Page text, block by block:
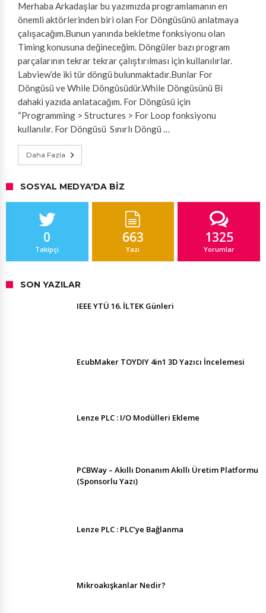
Merhaba Arkadaşlar bu yazımızda programlamanın en
önemli aktörlerinden biri olan For Döngüsünü anlatmaya
çalışacağım.Bunun yanında bekletme fonksiyonu olan
Timing konusuna değineceğim. Döngüler bazı program
parçalarının tekrar tekrar çalıştırılması için kullanılırlar.
Labview’de iki tür döngü bulunmaktadır.Bunlar For
Döngüsü ve While Döngüsüdür.While Döngüsünü Bi
dahaki yazıda anlatacağım. For Döngüsü için
“Programming > Structures > For Loop fonksiyonu
kullanılır. For Döngüsü Sınırlı Döngü …
Daha Fazla
SOSYAL MEDYA'DA BIZ
0
Takipçi
663
Yazı
1325
Yorumlar
SON YAZILAR
IEEE YTÜ 16. İLTEK Günleri
EcubMaker TOYDIY 4in1 3D Yazıcı İncelemesi
Lenze PLC : I/O Modülleri Ekleme
PCBWay – Akıllı Donanım Akıllı Üretim Platformu
(Sponsorlu Yazı)
Lenze PLC : PLC’ye Bağlanma
Mikroakışkanlar Nedir?